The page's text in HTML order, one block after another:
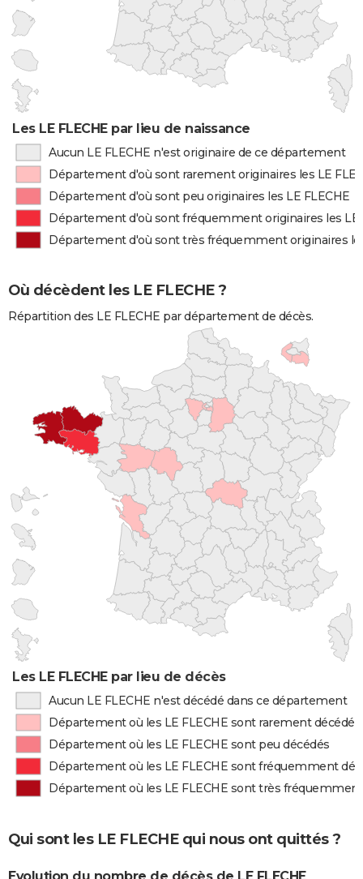
Les LE FLECHE par lieu de naissance
Aucun LE FLECHE n'est originaire de ce département
Département d'où sont rarement originaires les LE
Département d'où sont peu originaires les LE FLECHE
Département d'où sont fréquemment originaires les LE
Département d'où sont très fréquemment originaires
Où décèdent les LE FLECHE ?
Répartition des LE FLECHE par département de décès.
Les LE FLECHE par lieu de décès
Aucun LE FLECHE n'est décédé dans ce département
Département où les LE FLECHE sont rarement décédés
Département où les LE FLECHE sont peu décédés
Département où les LE FLECHE sont fréquemment
Département où les LE FLECHE sont très
Qui sont les LE FLECHE qui nous ont quittés ?